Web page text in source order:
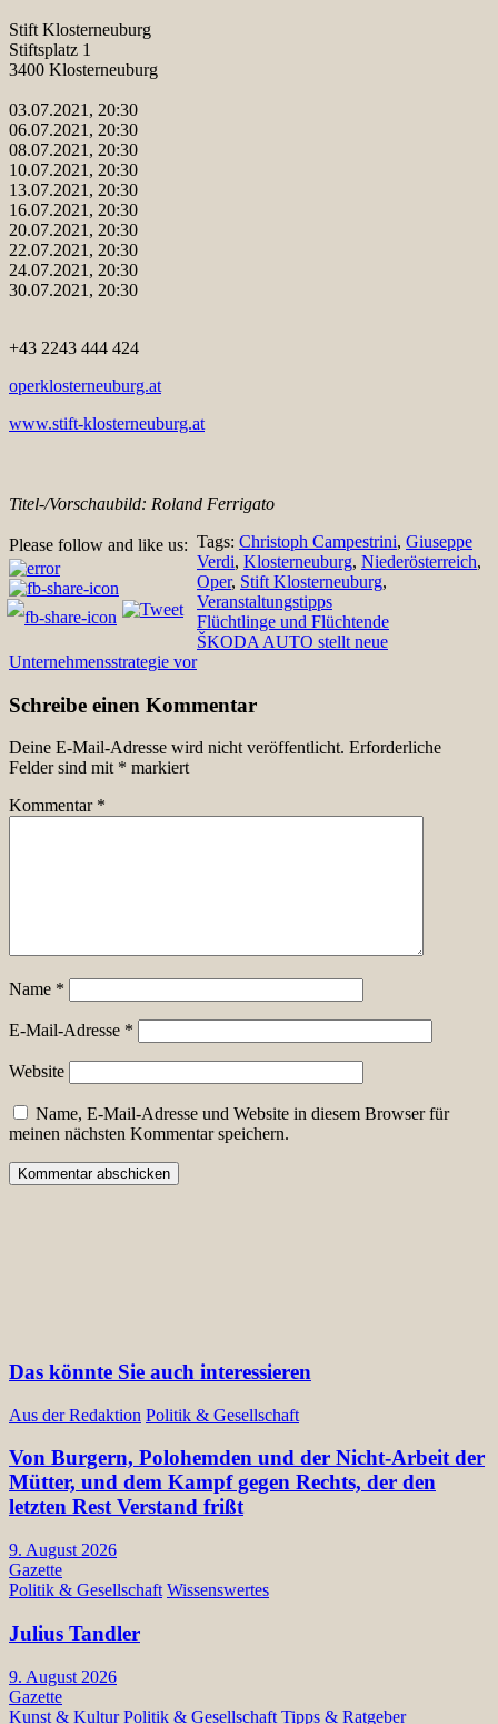
Stift Klosterneuburg
Stiftsplatz 1
3400 Klosterneuburg
03.07.2021, 20:30
06.07.2021, 20:30
08.07.2021, 20:30
10.07.2021, 20:30
13.07.2021, 20:30
16.07.2021, 20:30
20.07.2021, 20:30
22.07.2021, 20:30
24.07.2021, 20:30
30.07.2021, 20:30
+43 2243 444 424
operklosterneuburg.at
www.stift-klosterneuburg.at
Titel-/Vorschaubild: Roland Ferrigato
Please follow and like us: Tags: Christoph Campestrini, Giuseppe
Verdi, Klosterneuburg, Niederösterreich,
Oper, Stift Klosterneuburg,
Veranstaltungstipps
BeitragsnavigationFlüchtlinge und Flüchtende
ŠKODA AUTO stellt neue
Unternehmensstrategie vor
Schreibe einen Kommentar
Deine E-Mail-Adresse wird nicht veröffentlicht. Erforderliche
Felder sind mit * markiert
Kommentar *
Name *
E-Mail-Adresse *
Website
Name, E-Mail-Adresse und Website in diesem Browser für
meinen nächsten Kommentar speichern.
Das könnte Sie auch interessieren
Aus der Redaktion Politik & Gesellschaft
Von Burgern, Polohemden und der Nicht-Arbeit der
Mütter, und dem Kampf gegen Rechts, der den
letzten Rest Verstand frißt
9. August 2026
Gazette
Politik & Gesellschaft Wissenswertes
Julius Tandler
9. August 2026
Gazette
Kunst & Kultur Politik & Gesellschaft Tipps & Ratgeber